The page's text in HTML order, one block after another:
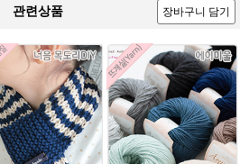
관련상품 장바구니 담기